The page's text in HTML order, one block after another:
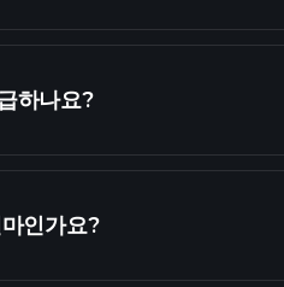
하나요?
당 주식 목록
인가요?